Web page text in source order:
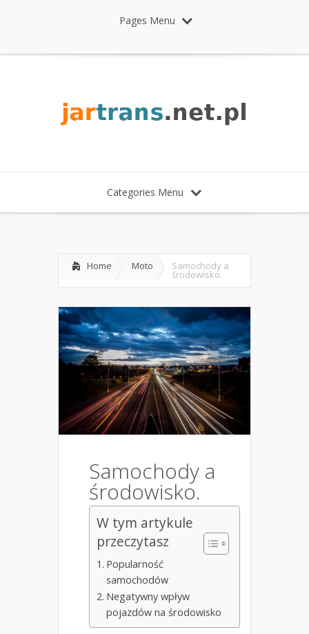
Pages Menu
Categories Menu
Home Moto Samochody a
środowisko.
Samochody a
środowisko.
W tym artykule
przeczytasz
Popularność
samochodów
Negatywny wpływ
pojazdów na środowisko